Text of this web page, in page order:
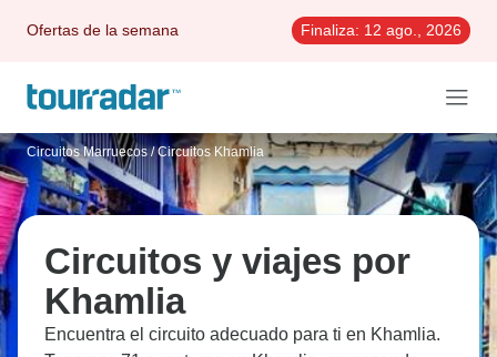
Ofertas de la semana Finaliza: 12 ago., 2026
Circuitos Marruecos / Circuitos Khamlia
Circuitos y viajes por
Khamlia
Encuentra el circuito adecuado para ti en Khamlia.